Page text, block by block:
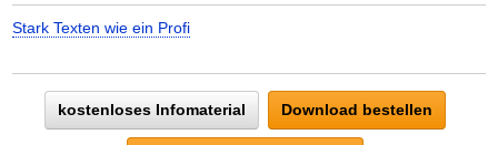
Stark Texten wie ein Profi
kostenloses Infomaterial Download bestellen